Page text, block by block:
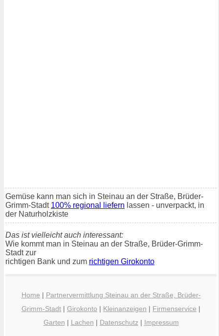
Gemüse kann man sich in Steinau an der Straße, Brüder-
Grimm-Stadt 100% regional liefern lassen - unverpackt, in
der Naturholzkiste
Das ist vielleicht auch interessant:
Wie kommt man in Steinau an der Straße, Brüder-Grimm-
Stadt zur
richtigen Bank und zum richtigen Girokonto
Home | Partnervermittlung Steinau an der Straße, Brüder-
Grimm-Stadt | Girokonto | Kleinanzeigen | Firmenservice |
Garten | Lachen | Datenschutz| Impressum